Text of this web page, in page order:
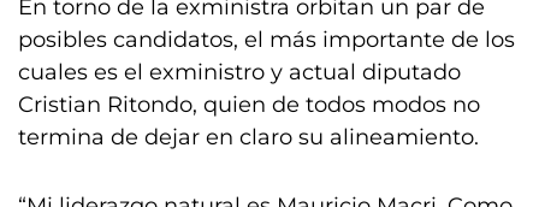
En torno de la exministra orbitan un par de
posibles candidatos, el más importante de los
cuales es el exministro y actual diputado
Cristian Ritondo, quien de todos modos no
termina de dejar en claro su alineamiento.